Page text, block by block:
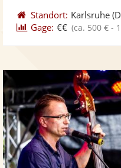
Standort: Karlsruhe
Gage: €€ (ca. 500 € -